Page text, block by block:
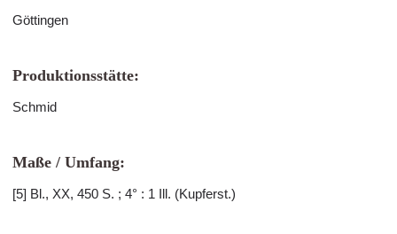
Göttingen
Produktionsstätte:
Schmid
Maße / Umfang:
[5] Bl., XX, 450 S. ; 4° : 1 Ill. (Kupferst.)